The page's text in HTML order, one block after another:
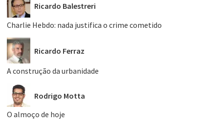
Ricardo Balestreri
Charlie Hebdo: nada justifica o crime cometido
Ricardo Ferraz
A construção da urbanidade
Rodrigo Motta
O almoço de hoje